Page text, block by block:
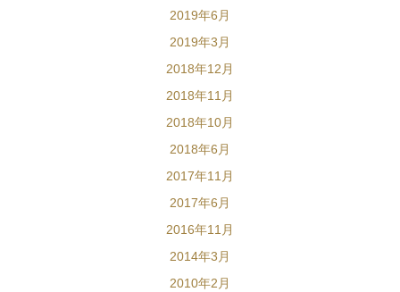
2019年6月
2019年3月
2018年12月
2018年11月
2018年10月
2018年6月
2017年11月
2017年6月
2016年11月
2014年3月
2010年2月